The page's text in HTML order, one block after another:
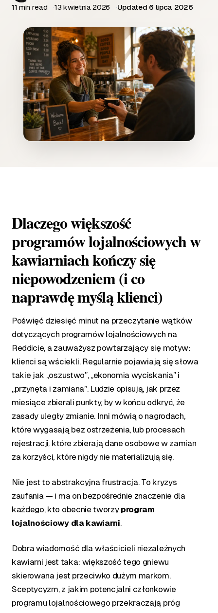
11 min read
13 kwietnia 2026 Updated 6 lipca 2026
Dlaczego większość
programów lojalnościowych w
kawiarniach kończy się
niepowodzeniem (i co
naprawdę myślą klienci)
Poświęć dziesięć minut na przeczytanie wątków
dotyczących programów lojalnościowych na
Reddicie, a zauważysz powtarzający się motyw:
klienci są wściekli. Regularnie pojawiają się słowa
takie jak „oszustwo”, „ekonomia wyciskania” i
„przynęta i zamiana”. Ludzie opisują, jak przez
miesiące zbierali punkty, by w końcu odkryć, że
zasady uległy zmianie. Inni mówią o nagrodach,
które wygasają bez ostrzeżenia, lub procesach
rejestracji, które zbierają dane osobowe w zamian
za korzyści, które nigdy nie materializują się.
Nie jest to abstrakcyjna frustracja. To kryzys
zaufania — i ma on bezpośrednie znaczenie dla
każdego, kto obecnie tworzy program
lojalnościowy dla kawiarni.
Dobra wiadomość dla właścicieli niezależnych
kawiarni jest taka: większość tego gniewu
skierowana jest przeciwko dużym markom.
Sceptycyzm, z jakim potencjalni członkowie
programu lojalnościowego przekraczają próg